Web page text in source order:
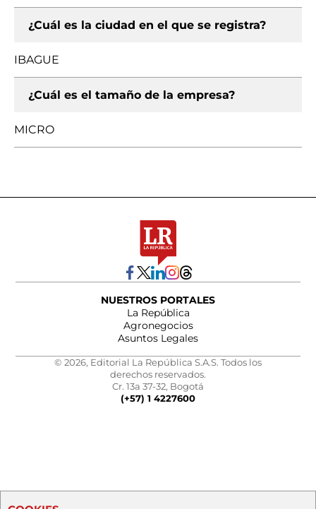
¿Cuál es la ciudad en el que se registra?
IBAGUE
¿Cuál es el tamaño de la empresa?
MICRO
NUESTROS PORTALES
La República
Agronegocios
Asuntos Legales
© 2026, Editorial La República S.A.S. Todos los
derechos reservados.
Cr. 13a 37-32, Bogotá
(+57) 1 4227600